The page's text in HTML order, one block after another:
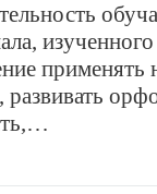
изученного
применять
развивать